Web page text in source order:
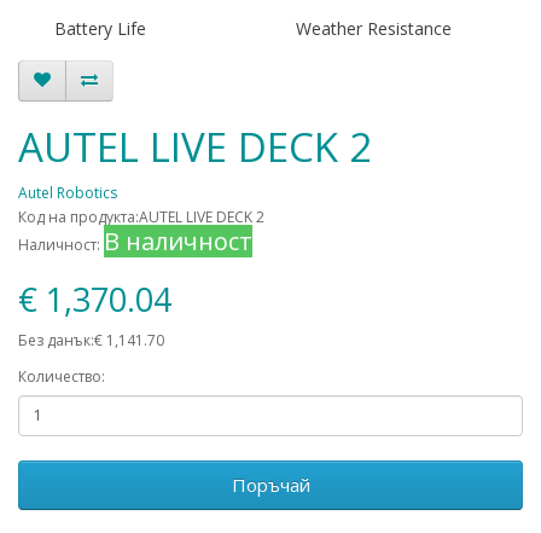
Battery Life Weather Resistance
AUTEL LIVE DECK 2
Autel Robotics
Код на продукта:AUTEL LIVE DECK 2
Наличност: В наличност
€ 1,370.04
Без данък:€ 1,141.70
Количество:
Поръчай